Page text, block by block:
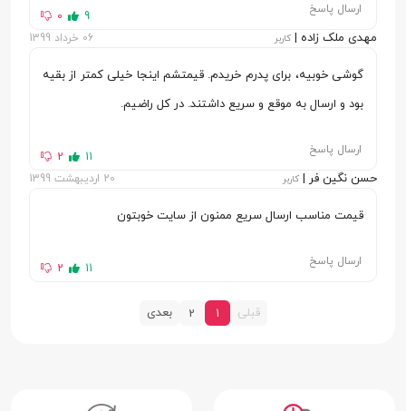
کیفیت دوربین
مشخصات دوربین
اصلی
دریچه دیافراگم f/1.8
فلش عکاسی
فناوری فوکوس
کیفیت و سرعت
9
0 ارسال پاسخ
مهدی ملک زاده | کاربر 06 خرداد 1399
گوشی خوبیه، برای پدرم خریدم. قیمتشم اینجا خیلی کمتر از بقیه
بود و ارسال به موقع و سریع داشتند. در کل راضیم.
11
2 ارسال پاسخ
حسن نگین فر | کاربر 20 اردیبهشت 1399
قیمت مناسب ارسال سریع ممنون از سایت خوبتون
11
2 ارسال پاسخ
قبلی 1
2 بعدی